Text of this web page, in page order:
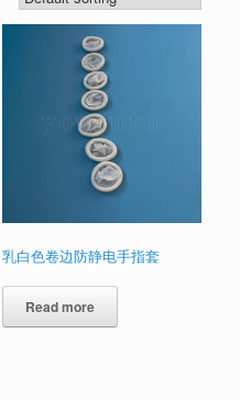
乳白色卷边防静电手指套
Read more